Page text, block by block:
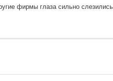
фирмы глаза сильно